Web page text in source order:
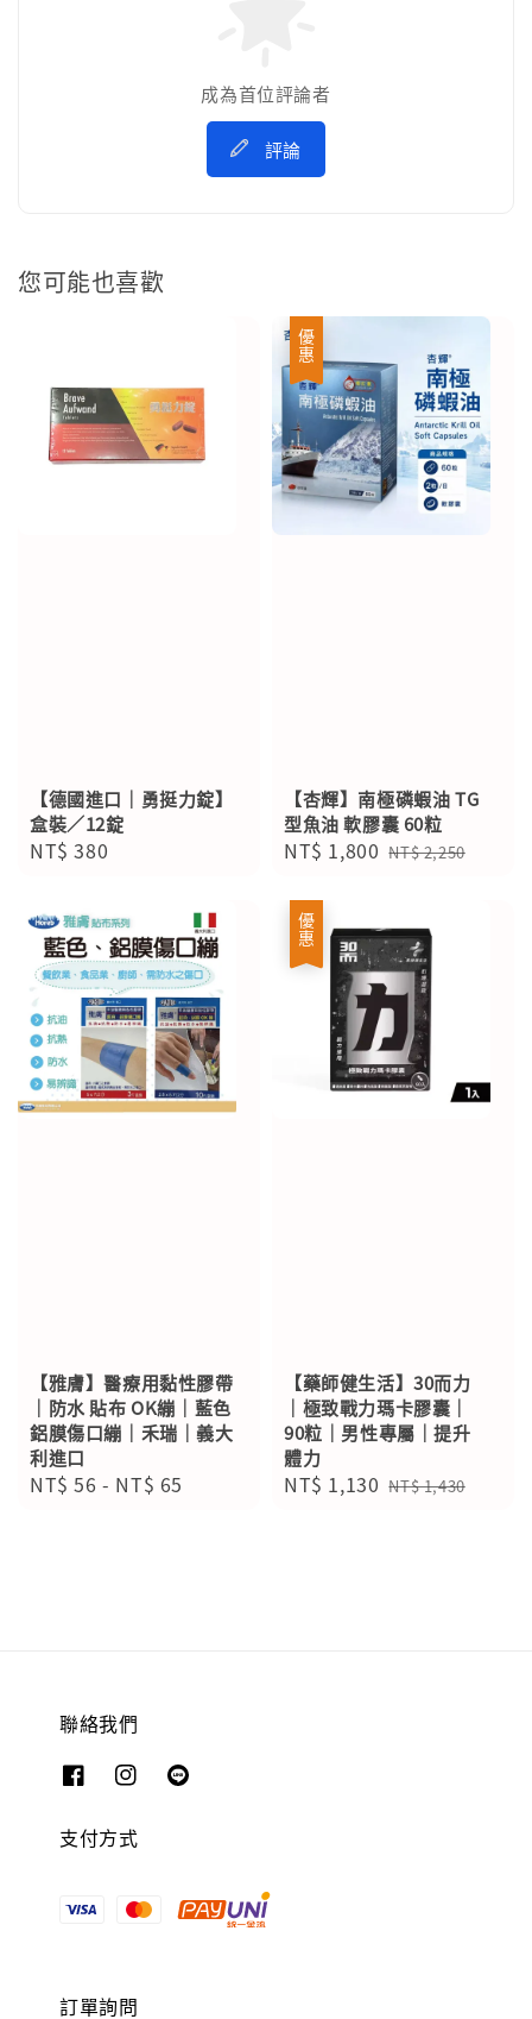
成為首位評論者
評論
您可能也喜歡
【德國進口｜勇挺力錠】
盒裝／12錠
Regular
NT$ 380
優惠
【杏輝】南極磷蝦油 TG
型魚油 軟膠囊 60粒
Sale
NT$ 1,800 Regular
NT$ 2,250
【雅膚】醫療用黏性膠帶
｜防水 貼布 OK繃｜藍色
鋁膜傷口繃｜禾瑞｜義大
利進口
Regular
NT$ 56 - NT$ 65
優惠
【藥師健生活】30而力
｜極致戰力瑪卡膠囊｜
90粒｜男性專屬｜提升
體力
Sale
NT$ 1,130 Regular
NT$ 1,430
聯絡我們
支付方式
訂單詢問